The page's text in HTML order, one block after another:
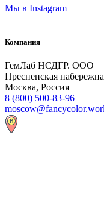
Мы в Instagram
Компания
ГемЛаб НСДГР. ООО
Пресненская
Москва, Россия
8 (800) 500-83-96